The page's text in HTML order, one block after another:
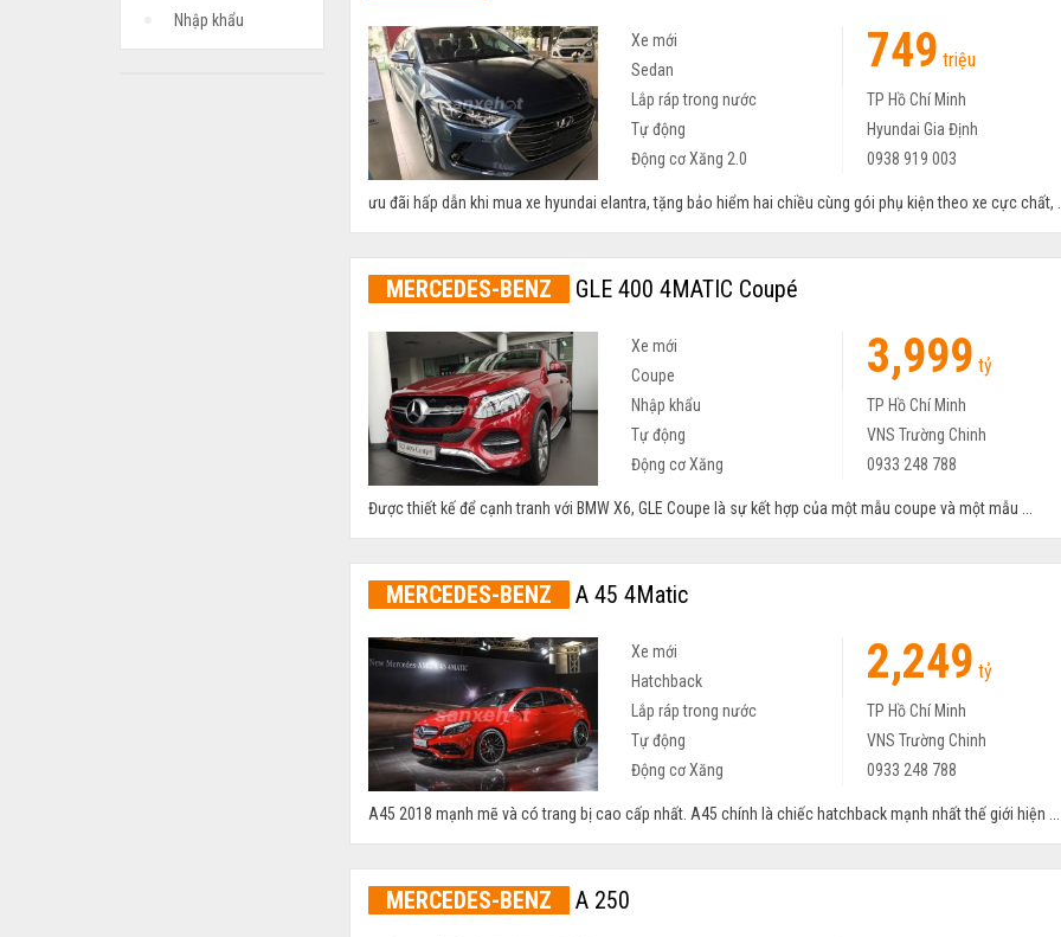
Nhập khẩu
Xe mới 749 triệu
Sedan
Lắp ráp trong nước
TP Hồ Chí Minh
Tự động
Hyundai Gia Định
Động cơ Xăng 2.0
0938 919 003
ưu đãi hấp dẫn khi mua xe hyundai elantra, tặng bảo hiểm hai chiều cùng gói phụ kiện theo xe cực chất,
MERCEDES-BENZ GLE 400 4MATIC Coupé
Xe mới 3,999 tỷ
Coupe
Nhập khẩu
TP Hồ Chí Minh
Tự động
VNS Trường Chinh
Động cơ Xăng
0933 248 788
Được thiết kế để cạnh tranh với BMW X6, GLE Coupe là sự kết hợp của một mẫu coupe và một mẫu ...
MERCEDES-BENZ A 45 4Matic
Xe mới 2,249 tỷ
Hatchback
Lắp ráp trong nước
TP Hồ Chí Minh
Tự động
VNS Trường Chinh
Động cơ Xăng
0933 248 788
A45 2018 mạnh mẽ và có trang bị cao cấp nhất. A45 chính là chiếc hatchback mạnh nhất thế giới hiện ...
MERCEDES-BENZ A 250